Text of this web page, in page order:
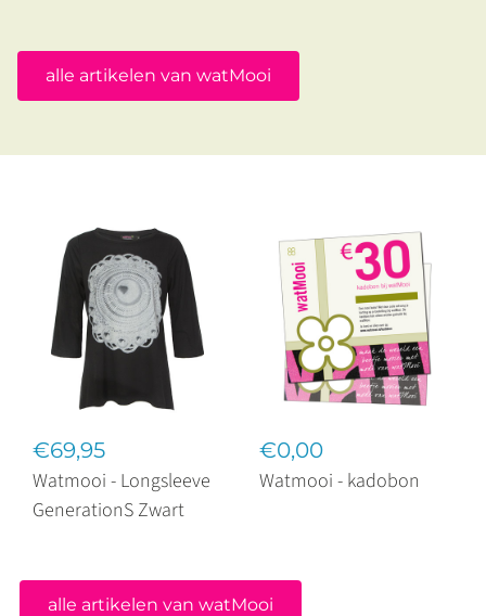
alle artikelen van watMooi
€69,95
Watmooi - Longsleeve
GenerationS Zwart
€0,00
Watmooi - kadobon
alle artikelen van watMooi